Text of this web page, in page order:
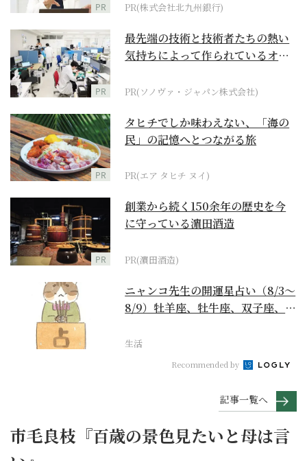
PR PR(株式会社北九州銀行)
PR
最先端の技術と技術者たちの熱い
気持ちによって作られているオー
PR(ソノヴァ・ジャパン株式会社)
PR
タヒチでしか味わえない、「海の
民」の記憶へとつながる旅
PR(エア タヒチ ヌイ)
PR
創業から続く150余年の歴史を今
に守っている濵田酒造
PR(濵田酒造)
ニャンコ先生の開運星占い（8/3～
8/9）牡羊座、牡牛座、双子座、蟹
生活
Recommended by
記事一覧へ
市毛良枝『百歳の景色見たいと母は言